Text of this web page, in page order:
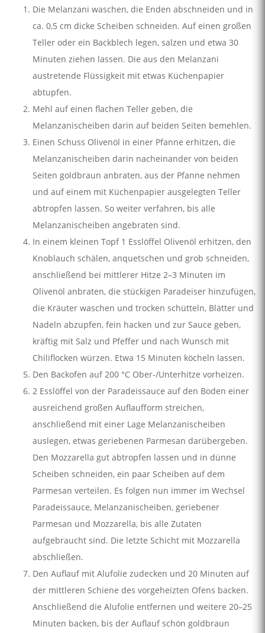
Die Melanzani waschen, die Enden abschneiden und in
ca. 0,5 cm dicke Scheiben schneiden. Auf einen großen
Teller oder ein Backblech legen, salzen und etwa 30
Minuten ziehen lassen. Die aus den Melanzani
austretende Flüssigkeit mit etwas Küchenpapier
abtupfen.
Mehl auf einen flachen Teller geben, die
Melanzanischeiben darin auf beiden Seiten bemehlen.
Einen Schuss Olivenöl in einer Pfanne erhitzen, die
Melanzanischeiben darin nacheinander von beiden
Seiten goldbraun anbraten, aus der Pfanne nehmen
und auf einem mit Küchenpapier ausgelegten Teller
abtropfen lassen. So weiter verfahren, bis alle
Melanzanischeiben angebraten sind.
In einem kleinen Topf 1 Esslöffel Olivenöl erhitzen, den
Knoblauch schälen, anquetschen und grob schneiden,
anschließend bei mittlerer Hitze 2–3 Minuten im
Olivenöl anbraten, die stückigen Paradeiser hinzufügen,
die Kräuter waschen und trocken schütteln, Blätter und
Nadeln abzupfen, fein hacken und zur Sauce geben,
kräftig mit Salz und Pfeffer und nach Wunsch mit
Chiliflocken würzen. Etwa 15 Minuten köcheln lassen.
Den Backofen auf 200 °C Ober-/Unterhitze vorheizen.
2 Esslöffel von der Paradeissauce auf den Boden einer
ausreichend großen Auflaufform streichen,
anschließend mit einer Lage Melanzanischeiben
auslegen, etwas geriebenen Parmesan darübergeben.
Den Mozzarella gut abtropfen lassen und in dünne
Scheiben schneiden, ein paar Scheiben auf dem
Parmesan verteilen. Es folgen nun immer im Wechsel
Paradeissauce, Melanzanischeiben, geriebener
Parmesan und Mozzarella, bis alle Zutaten
aufgebraucht sind. Die letzte Schicht mit Mozzarella
abschließen.
Den Auflauf mit Alufolie zudecken und 20 Minuten auf
der mittleren Schiene des vorgeheizten Ofens backen.
Anschließend die Alufolie entfernen und weitere 20–25
Minuten backen, bis der Auflauf schön goldbraun